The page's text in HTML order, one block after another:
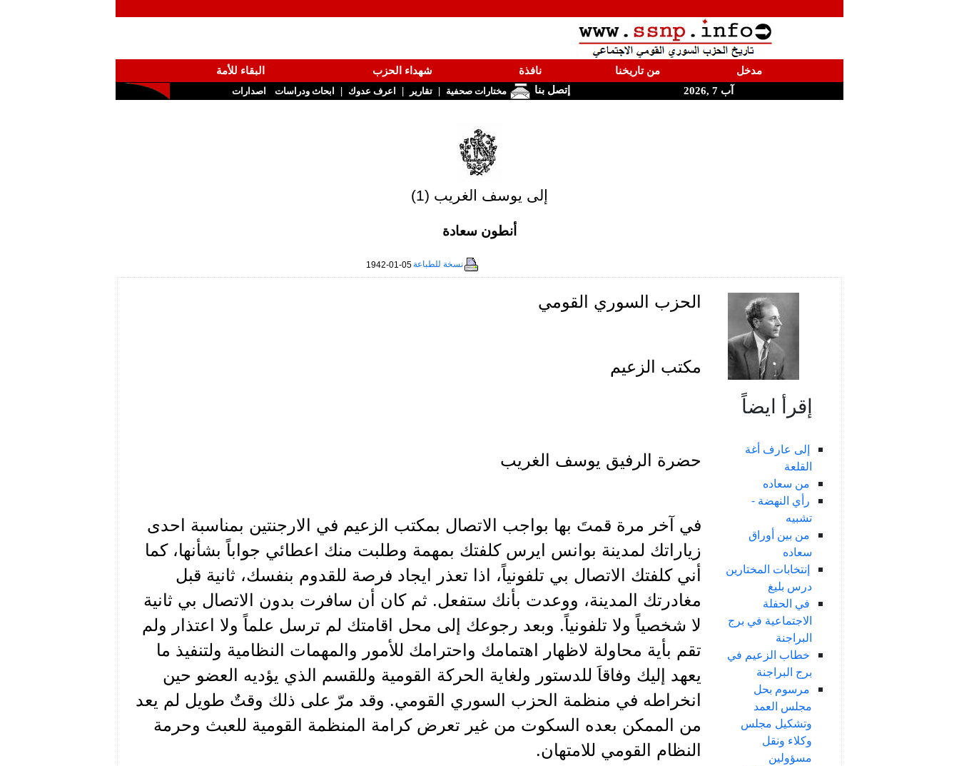
مدخل من تاريخنا نافذة شهداء الحزب
البقاء للأمة
آب 7 ,2026
إتصل بنا مختارات صحفية | تقارير | اعرف عدوك | ابحاث ودراسات اصدارات
إلى يوسف الغريب (1)
أنطون سعادة
نسخة للطباعة1942-01-05
إقرأ ايضاً
إلى عارف أغة
القلعة
من سعاده
رأي النهضة -
تشبيه
من بين أوراق
سعاده
إنتخابات المختارين
درس بليغ
في الحفلة
الاجتماعية في برج
البراجنة
خطاب الزعيم في
برج البراجنة
مرسوم بحل
مجلس العمد
وتشكيل مجلس
وكلاء ونقل
مسؤولين
الحزب السوري القومي
مكتب الزعيم
حضرة الرفيق يوسف الغريب
في آخر مرة قمتَ بها بواجب الاتصال بمكتب الزعيم في الارجنتين بمناسبة احدى
زياراتك لمدينة بوانس ايرس كلفتك بمهمة وطلبت منك اعطائي جواباً بشأنها، كما
أني كلفتك الاتصال بي تلفونياً، اذا تعذر ايجاد فرصة للقدوم بنفسك، ثانية قبل
مغادرتك المدينة، ووعدت بأنك ستفعل. ثم كان أن سافرت بدون الاتصال بي ثانية
لا شخصياً ولا تلفونياً. وبعد رجوعك إلى محل اقامتك لم ترسل علماً ولا اعتذار ولم
تقم بأية محاولة لاظهار اهتمامك واحترامك للأمور والمهمات النظامية ولتنفيذ ما
يعهد إليك وفاقاَ للدستور ولغاية الحركة القومية وللقسم الذي يؤديه العضو حين
انخراطه في منظمة الحزب السوري القومي. وقد مرّ على ذلك وقتٌ طويل لم يعد
من الممكن بعده السكوت من غير تعرض كرامة المنظمة القومية للعبث وحرمة
النظام القومي للامتهان.